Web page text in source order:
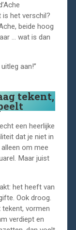
is het verschil?
beide hoog
… wat is dan
aan!”
tekent,
een heerlijke
dat je niet in
om mee
Maar juist
het heeft van
Ook droog.
tekent, vormen
verdiept en